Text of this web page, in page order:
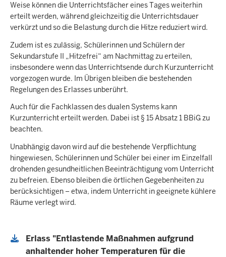
Weise können die Unterrichtsfächer eines Tages weiterhin
erteilt werden, während gleichzeitig die Unterrichtsdauer
verkürzt und so die Belastung durch die Hitze reduziert wird.
Zudem ist es zulässig, Schülerinnen und Schülern der
Sekundarstufe II „Hitzefrei“ am Nachmittag zu erteilen,
insbesondere wenn das Unterrichtsende durch Kurzunterricht
vorgezogen wurde. Im Übrigen bleiben die bestehenden
Regelungen des Erlasses unberührt.
Auch für die Fachklassen des dualen Systems kann
Kurzunterricht erteilt werden. Dabei ist § 15 Absatz 1 BBiG zu
beachten.
Unabhängig davon wird auf die bestehende Verpflichtung
hingewiesen, Schülerinnen und Schüler bei einer im Einzelfall
drohenden gesundheitlichen Beeinträchtigung vom Unterricht
zu befreien. Ebenso bleiben die örtlichen Gegebenheiten zu
berücksichtigen – etwa, indem Unterricht in geeignete kühlere
Räume verlegt wird.
Erlass "Entlastende Maßnahmen aufgrund
anhaltender hoher Temperaturen für die